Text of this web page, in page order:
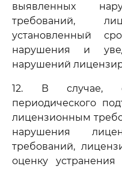
выявленных
требований,
установленный
нарушения и
нарушений
12. В случае,
периодического
лицензионным
нарушения
требований,
оценку